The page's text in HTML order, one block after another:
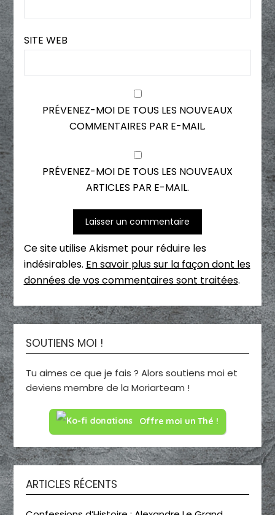
SITE WEB
PRÉVENEZ-MOI DE TOUS LES NOUVEAUX
COMMENTAIRES PAR E-MAIL.
PRÉVENEZ-MOI DE TOUS LES NOUVEAUX
ARTICLES PAR E-MAIL.
Ce site utilise Akismet pour réduire les
indésirables. En savoir plus sur la façon dont les
données de vos commentaires sont traitées.
SOUTIENS MOI !
Tu aimes ce que je fais ? Alors soutiens moi et
deviens membre de la Moriarteam !
Offre moi un Thé !
ARTICLES RÉCENTS